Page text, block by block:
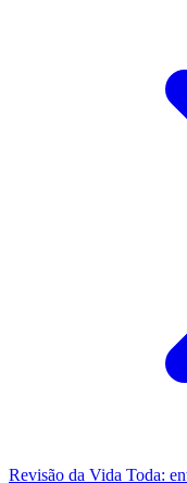
Revisão da Vida Toda: